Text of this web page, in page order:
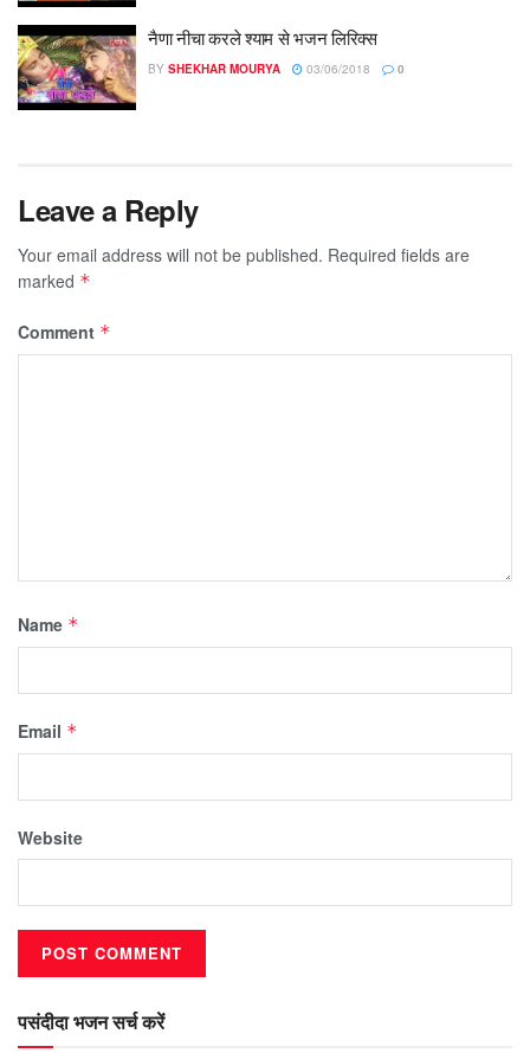
नैणा नीचा करले श्याम से भजन लिरिक्स
BY SHEKHAR MOURYA 03/06/2018 0
Leave a Reply
Your email address will not be published. Required fields are
marked *
Comment *
Name *
Email *
Website
पसंदीदा भजन सर्च करें